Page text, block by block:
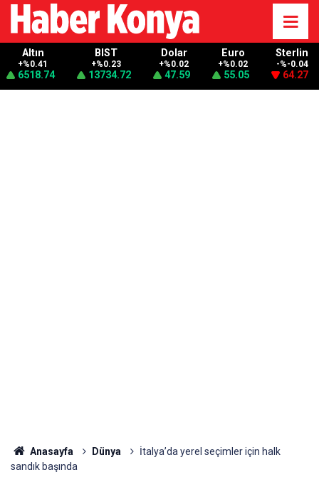
Altın
+%0.41
6518.74
BIST
+%0.23
13734.72
Dolar
+%0.02
47.59
Euro
+%0.02
55.05
Sterlin
-%-0.04
64.27
Anasayfa Dünya
İtalya’da yerel seçimler için halk
sandık başında